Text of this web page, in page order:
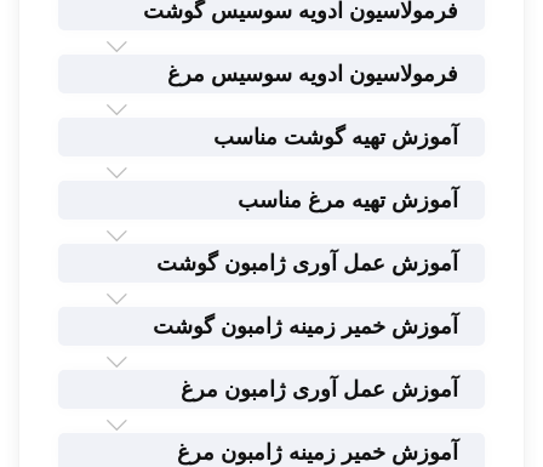
فرمولاسیون ادویه سوسیس گوشت
فرمولاسیون ادویه سوسیس مرغ
آموزش تهیه گوشت مناسب
آموزش تهیه مرغ مناسب
آموزش عمل آوری ژامبون گوشت
آموزش خمیر زمینه ژامبون گوشت
آموزش عمل آوری ژامبون مرغ
آموزش خمیر زمینه ژامبون مرغ